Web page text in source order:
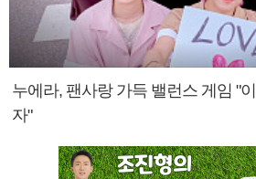
누에라, 팬사랑 가득 밸런스 게임 "
자"